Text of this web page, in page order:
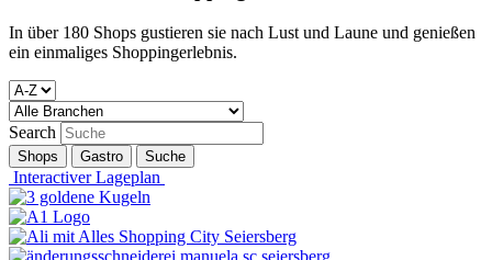
In über 180 Shops gustieren sie nach Lust und Laune und genießen
ein einmaliges Shoppingerlebnis.
Search
Shops Gastro Suche
Interactiver Lageplan